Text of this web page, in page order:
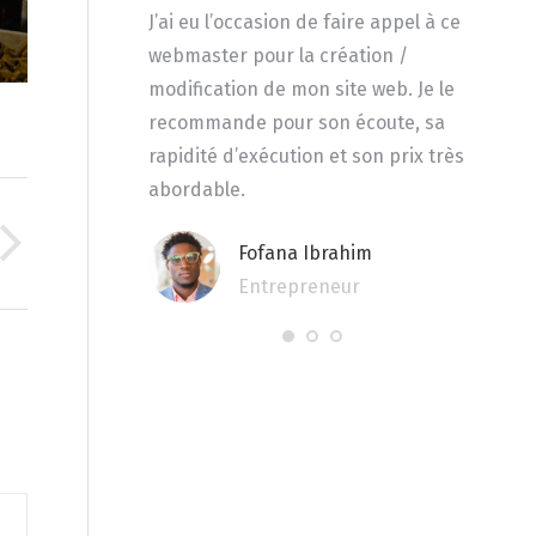
aidé à mieux
problèmes
vitrine, je
J’ai eu l’occasion de faire appel à ce
webmaster pour la création /
modification de mon site web. Je le
recommande pour son écoute, sa
rapidité d’exécution et son prix très
abordable.
Fofana Ibrahim
Entrepreneur